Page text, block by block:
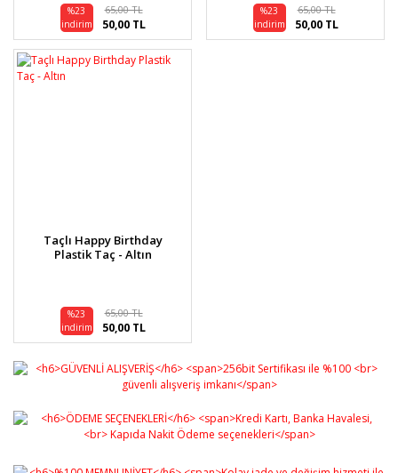
%23
indirim
65,00 TL
50,00 TL
%23
indirim
65,00 TL
50,00 TL
Taçlı Happy Birthday
Plastik Taç - Altın
%23
indirim
65,00 TL
50,00 TL